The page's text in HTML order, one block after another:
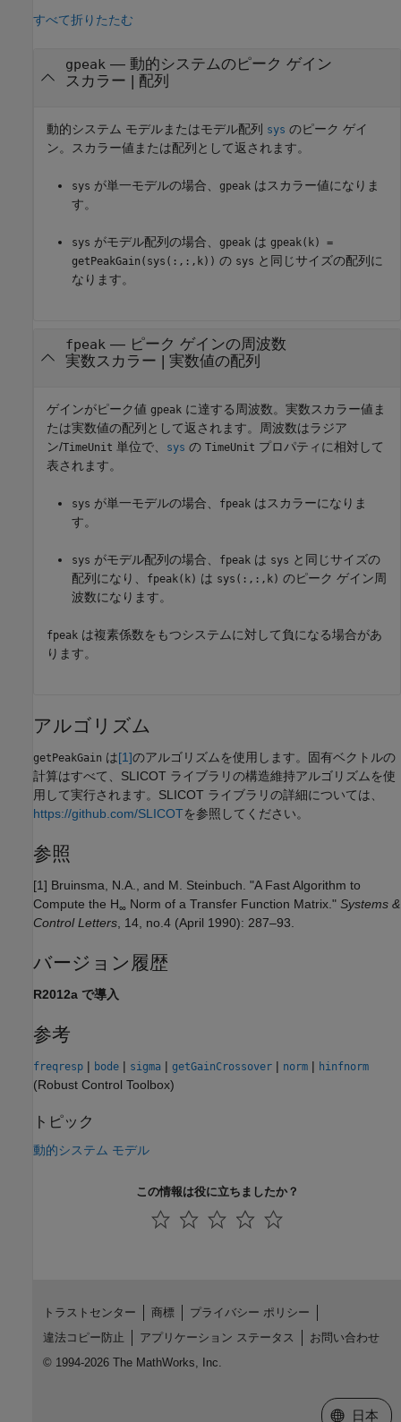
すべて折りたたむ
gpeak— 動的システムのピーク ゲイン
スカラー | 配列
動的システム モデルまたはモデル配列 sys のピーク ゲイ
ン。スカラー値または配列として返されます。
sys が単一モデルの場合、 gpeak はスカラー値になりま
す。
sys がモデル配列の場合、 gpeak は gpeak(k) =
getPeakGain(sys(:,:,k)) の sys と同じサイズの配列に
なります。
fpeak— ピーク ゲインの周波数
実数スカラー | 実数値の配列
ゲインがピーク値 gpeak に達する周波数。実数スカラー値ま
たは実数値の配列として返されます。周波数はラジア
ン/TimeUnit 単位で、 sys の TimeUnit プロパティに相対して
表されます。
sys が単一モデルの場合、 fpeak はスカラーになりま
す。
sys がモデル配列の場合、 fpeak は sys と同じサイズの
配列になり、
fpeak(k) は sys(:,:,k) のピーク ゲイン周
波数になります。
fpeak は複素係数をもつシステムに対して負になる場合があ
ります。
アルゴリズム
getPeakGain は[1]のアルゴリズムを使用します。固有ベクトルの
計算はすべて、SLICOT ライブラリの構造維持アルゴリズムを使
用して実行されます。SLICOT ライブラリの詳細については、
https://github.com/SLICOTを参照してください。
参照
[1] Bruinsma, N.A., and M. Steinbuch. "A Fast Algorithm to
Compute the H∞ Norm of a Transfer Function Matrix." Systems &
Control Letters , 14, no.4 (April 1990): 287–93.
バージョン履歴
R2012a で導入
参考
freqresp | bode | sigma | getGainCrossover | norm | hinfnorm
(Robust Control Toolbox)
トピック
動的システム モデル
この情報は役に立ちましたか？
トラストセンター 商標
プライバシー ポリシー
違法コピー防止
アプリケーション ステータス
お問い合わせ
© 1994-2026 The MathWorks, Inc.
Web サイ
日本